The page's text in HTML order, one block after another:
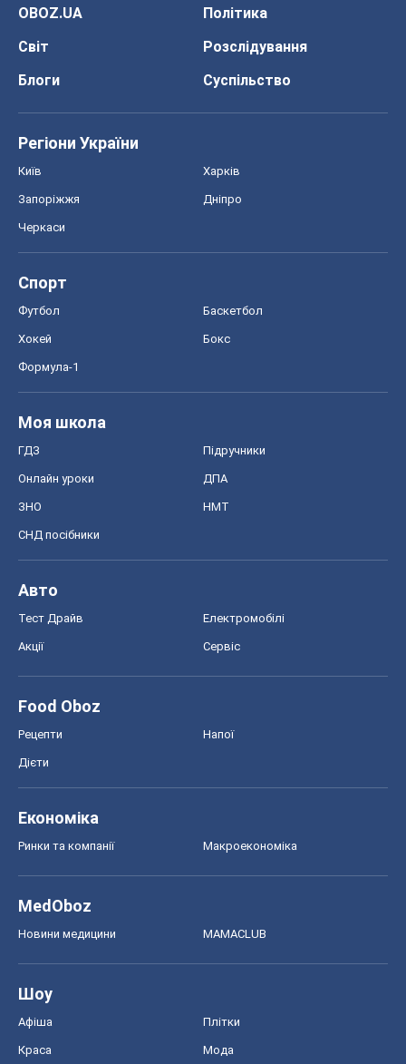
OBOZ.UA
Політика
Світ
Розслідування
Блоги
Суспільство
Регіони України
Київ Харків
Запоріжжя Дніпро
Черкаси
Спорт
Футбол Баскетбол
Хокей Бокс
Формула-1
Моя школа
ГДЗ Підручники
Онлайн уроки ДПА
ЗНО НМТ
СНД посібники
Авто
Тест Драйв Електромобілі
Акції Сервіс
Food Oboz
Рецепти Напої
Дієти
Економіка
Ринки та компанії Макроекономіка
MedOboz
Новини медицини MAMACLUB
Шоу
Афіша Плітки
Краса Мода